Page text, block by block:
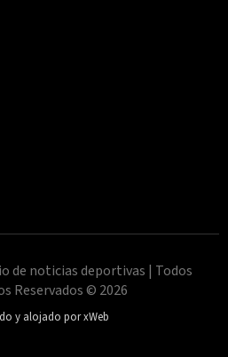
de noticias deportivas | Todos
Reservados © 2026
y alojado por xWeb